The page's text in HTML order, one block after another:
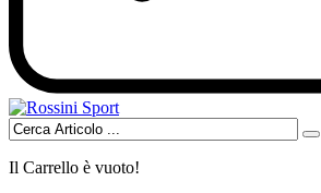
Il Carrello è vuoto!